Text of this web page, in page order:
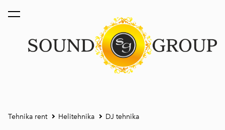
lisati ostukorvi. Vaata ostukorvi
Tehnika rent Helitehnika DJ tehnika